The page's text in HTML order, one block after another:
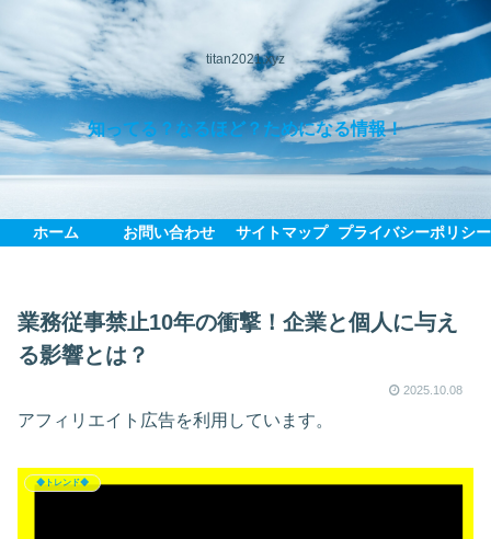
titan2021.xyz
知ってる？なるほど？ためになる情報！
ホーム お問い合わせ サイトマップ プライバシーポリシー
業務従事禁止10年の衝撃！企業と個人に与え
る影響とは？
2025.10.08
アフィリエイト広告を利用しています。
◆トレンド◆